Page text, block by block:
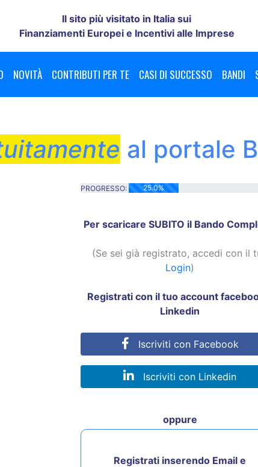
Il sito più visitato in Italia sui
Finanziamenti Europei e Incentivi alle Imprese
NOVITÀ CONTRIBUTI PER TE CASI DI SUCCESSO BANDI
al portale
PROGRESSO: 25.0%
25.0% Complete
Per scaricare SUBITO il Bando
(Se sei già registrato, accedi con il
Login)
Registrati con il tuo account
Linkedin
Iscriviti con Facebook
Iscriviti con Linkedin
oppure
Registrati inserendo Email e